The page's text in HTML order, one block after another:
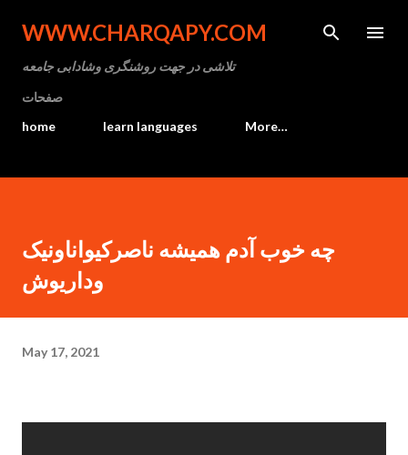
Skip to main content
WWW.CHARQAPY.COM
تلاشی در جهت روشنگری وشادابی جامعه
صفحات
home
learn languages More…
چه خوب آدم همیشه ناصرکیواناونیک
وداریوش
May 17, 2021